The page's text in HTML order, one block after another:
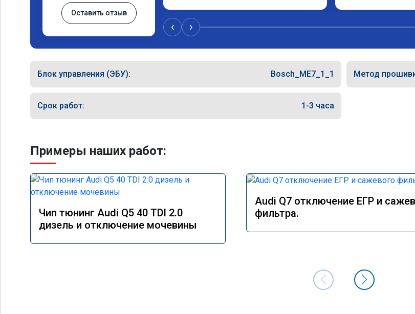
Оставить отзыв
знаю,куда ехать в случае поломки
авто.Однозначно рекомендую Алексея
‹ ›
Блок управления (ЭБУ): Bosch_ME7_1_1 Метод
Срок работ: 1-3 часа
Примеры наших работ:
Чип тюнинг Audi Q5 40 TDI 2.0
дизель и отключение мочевины
Audi Q7 отключение ЕГР и
фильтра.